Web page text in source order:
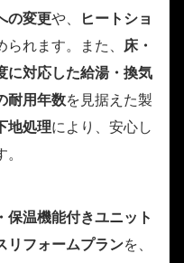
の変更や、
ヒートショ
られます。また、
床・
に対応した給湯・換気
耐用年数を見据えた製
地処理により、安心し
保温機能付きユニット
リフォームプランを、